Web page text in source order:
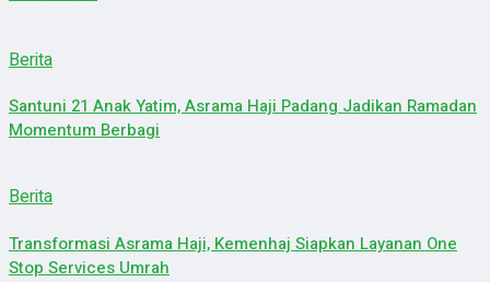
Berita
Santuni 21 Anak Yatim, Asrama Haji Padang Jadikan Ramadan
Momentum Berbagi
Berita
Transformasi Asrama Haji, Kemenhaj Siapkan Layanan One
Stop Services Umrah